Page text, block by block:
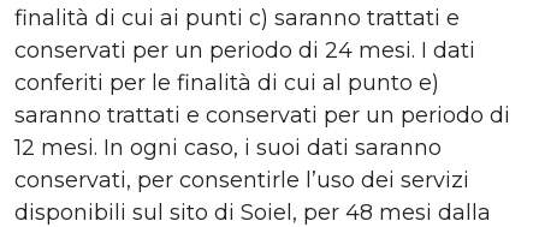
finalità di cui ai punti c) saranno trattati e
conservati per un periodo di 24 mesi. I dati
conferiti per le finalità di cui al punto e)
saranno trattati e conservati per un periodo di
12 mesi. In ogni caso, i suoi dati saranno
conservati, per consentirle l’uso dei servizi
disponibili sul sito di Soiel, per 48 mesi dalla